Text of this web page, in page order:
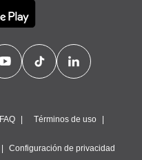
FAQ Términos de uso
Configuración de privacidad